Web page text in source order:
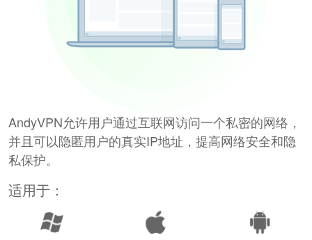
AndyVPN允许用户通过互联网访问一个私密的网络，
并且可以隐匿用户的真实IP地址，提高网络安全和隐
私保护。
适用于：